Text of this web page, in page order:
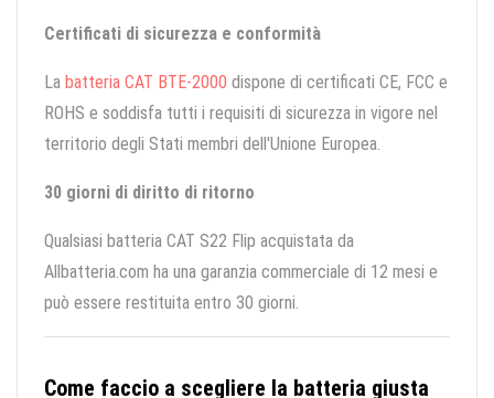
Certificati di sicurezza e conformità
La batteria CAT BTE-2000 dispone di certificati CE, FCC e
ROHS e soddisfa tutti i requisiti di sicurezza in vigore nel
territorio degli Stati membri dell'Unione Europea.
30 giorni di diritto di ritorno
Qualsiasi batteria CAT S22 Flip acquistata da
Allbatteria.com ha una garanzia commerciale di 12 mesi e
può essere restituita entro 30 giorni.
Come faccio a scegliere la batteria giusta